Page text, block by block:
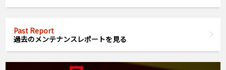
Past Report
過去のメンテナンスレポートを見る